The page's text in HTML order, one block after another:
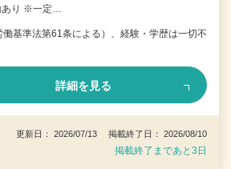
あり ※一定…
働基準法第61条による）、経験・学歴は一切不
詳細を見る
更新日： 2026/07/13 掲載終了日： 2026/08/10
掲載終了まであと3日